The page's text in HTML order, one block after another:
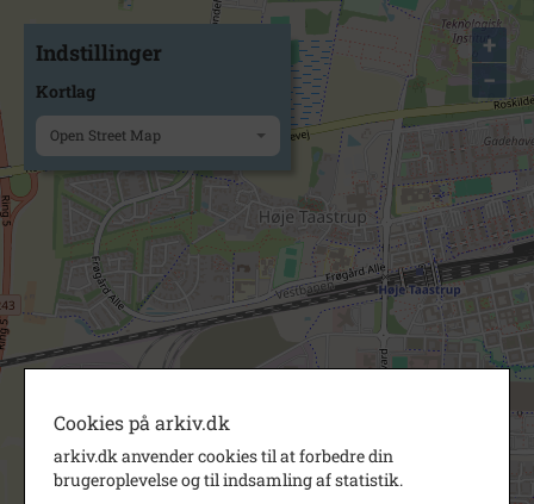
+
−
Indstillinger
Kortlag
Open Street Map
Cookies på arkiv.dk
arkiv.dk anvender cookies til at forbedre din
brugeroplevelse og til indsamling af statistik.